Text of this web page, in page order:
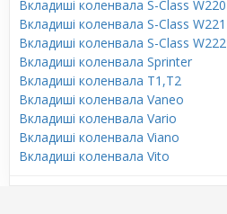
Вкладиші коленвала S-Class W220
Вкладиші коленвала S-Class W221
Вкладиші коленвала S-Class W222
Вкладиші коленвала Sprinter
Вкладиші коленвала T1,T2
Вкладиші коленвала Vaneo
Вкладиші коленвала Vario
Вкладиші коленвала Viano
Вкладиші коленвала Vito